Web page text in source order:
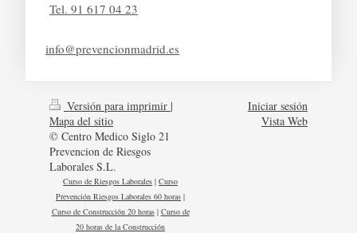
Tel. 91 617 04 23
info@prevencionmadrid.es
Versión para imprimir |
Mapa del sitio
© Centro Medico Siglo 21
Prevencion de Riesgos
Laborales S.L.
Curso de Riesgos Laborales |Curso
Prevención Riesgos Laborales 60 horas |
Curso de Construcción 20 horas| Curso de
20 horas de la Construcción
Iniciar sesión
Vista Web